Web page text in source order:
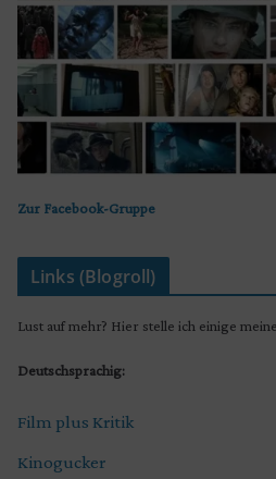
Zur Facebook-Gruppe
Links (Blogroll)
Lust auf mehr? Hier stelle ich einige
Deutschsprachig:
Film plus Kritik
Kinogucker